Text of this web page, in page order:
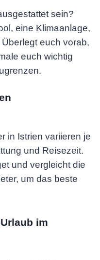
sein?
eine Klimaanlage,
euch vorab,
euch wichtig
in Istrien variieren je
und Reisezeit.
und vergleicht die
um das beste
im